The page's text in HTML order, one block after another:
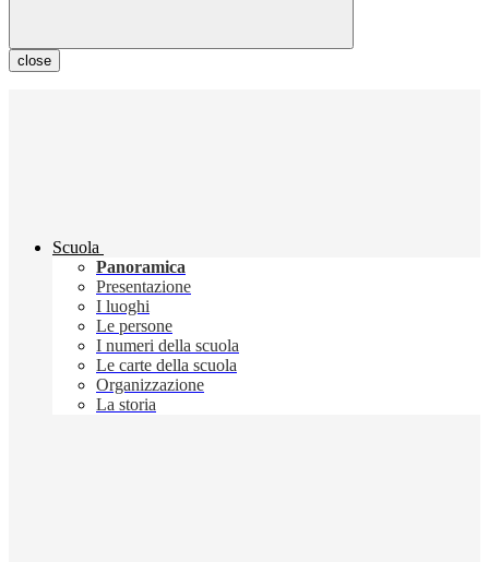
close
Scuola
Panoramica
Presentazione
I luoghi
Le persone
I numeri della scuola
Le carte della scuola
Organizzazione
La storia